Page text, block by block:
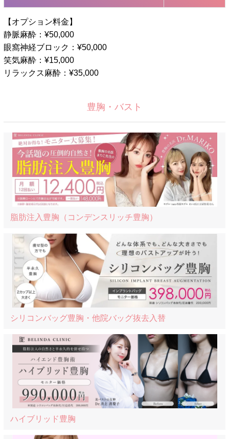
【オプション料金】
静脈麻酔：¥50,000
眼窩神経ブロック：¥50,000
笑気麻酔：¥15,000
リラックス麻酔：¥35,000
豊胸・バスト
脂肪注入豊胸 （コンデンスリッチ豊胸）
シリコンバッグ豊胸 ・他院バッグ抜去入替
ハイブリッド豊胸